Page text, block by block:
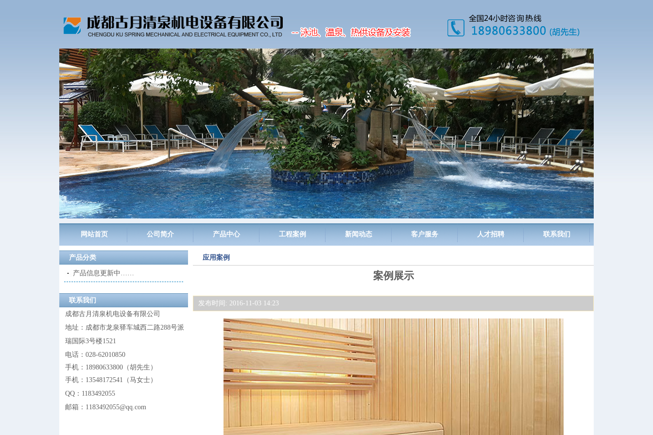
网站首页 公司简介 产品中心 工程案例 新闻动态 客户服务 人才招聘 联系我们
产品分类
产品信息更新中……
联系我们
成都古月清泉机电设备有限公司
地址：成都市龙泉驿车城西二路288号派
瑞国际3号楼1521
电话：028-62010850
手机：18980633800 （胡先生 ）
手机：13548172541 （马女士）
QQ： 1183492055
邮箱：1183492055@qq.com
应用案例
案例展示
发布时间: 2016-11-03 14:23